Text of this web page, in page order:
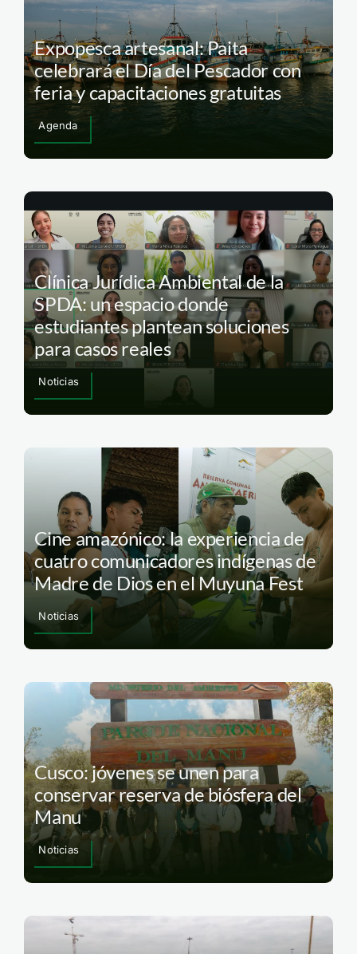
Expopesca artesanal: Paita
celebrará el Día del Pescador con
feria y capacitaciones gratuitas
Agenda
Clínica Jurídica Ambiental de la
SPDA: un espacio donde
estudiantes plantean soluciones
para casos reales
Noticias
Cine amazónico: la experiencia de
cuatro comunicadores indígenas de
Madre de Dios en el Muyuna Fest
Noticias
Cusco: jóvenes se unen para
conservar reserva de biósfera del
Manu
Noticias